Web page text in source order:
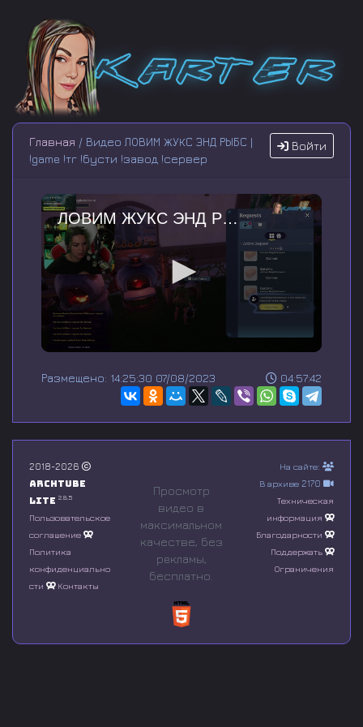
Войти
Главная / Видео ЛОВИМ ЖУКС ЭНД РЫБС |
!game !тг !бусти !завод !сервер
ЛОВИМ ЖУКС ЭНД РЫБС | !game !тг !бусти !завод !сервер
e
n
o
f
0
s
o
n
d
04:57:42
Размещено: 14:25:30 07/08/2023
2018-2026
Archtube
Lite 2.8.5
Пользовательское
соглашение
Политика
конфиденциально
сти
Контакты
Просмотр
видео в
максимальном
качестве, без
рeкламы,
бесплатно.
На сайте:
В архиве 2170
Техническая
информация
Благодарности
Поддержать
Ограничения